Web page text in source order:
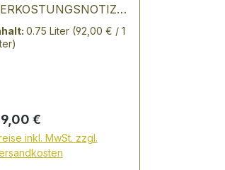
in der Farbe mit
Reflexen
0.75 Liter (92,00 € / 1
Preis:
€
inkl. MwSt. zzgl.